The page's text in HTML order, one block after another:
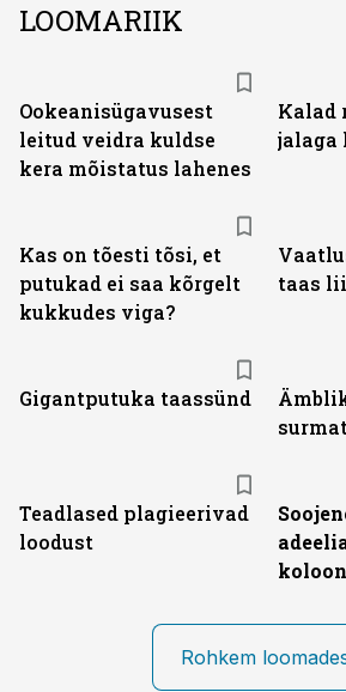
LOOMARIIK
Ookeanisügavusest
leitud veidra kuldse
kera mõistatus lahenes
Kalad
jalaga
Kas on tõesti tõsi, et
putukad ei saa kõrgelt
kukkudes viga?
taas
Gigantputuka taassünd
Teadlased plagieerivad
loodust
Rohkem